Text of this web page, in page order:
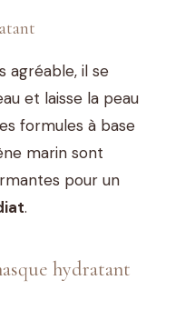
agréable, il se
et laisse la peau
formules à base
marin sont
pour un
.
hydratant